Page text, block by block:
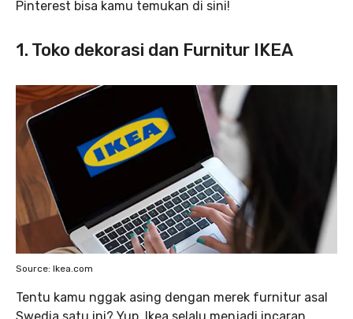
Pinterest bisa kamu temukan di sini!
1. Toko dekorasi dan Furnitur IKEA
Source: Ikea.com
Tentu kamu nggak asing dengan merek furnitur asal